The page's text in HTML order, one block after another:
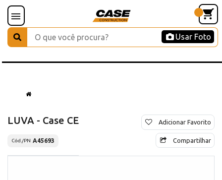
Usar Foto
LUVA - Case CE
Cód./PN A45693
Adicionar Favorito
Compartilhar